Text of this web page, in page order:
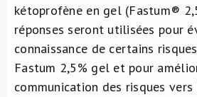
kétoprofène en gel (Fastum®
réponses seront utilisées pour
connaissance de certains
Fastum 2,5% gel et pour
communication des risques